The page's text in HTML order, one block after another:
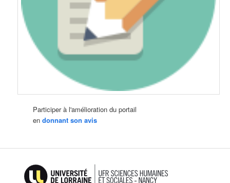
Participer à l'amélioration du portail
endonnant son avis